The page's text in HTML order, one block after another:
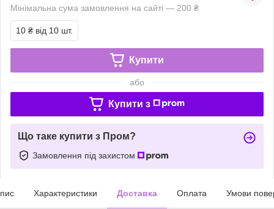
Мінімальна сума замовлення на сайті — 200 ₴
10 ₴ від 10 шт.
Купити
або
Купити з
Що таке купити з Пром?
Замовлення під захистом
Характеристики Доставка Оплата Умови